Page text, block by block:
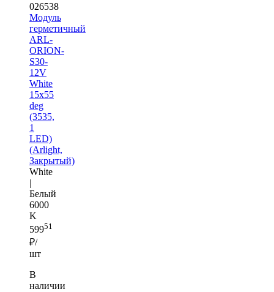
026538
Модуль
герметичный
ARL-
ORION-
S30-
12V
White
15x55
deg
(3535,
1
LED)
(Arlight,
Закрытый)
White
|
Белый
6000
K
59951
₽/
шт
В
наличии